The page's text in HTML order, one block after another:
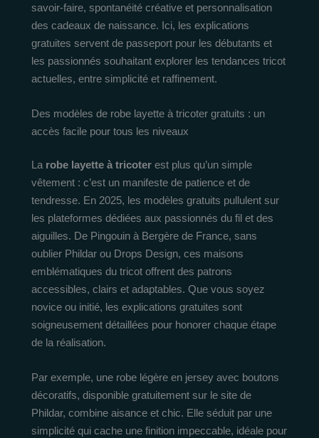
savoir-faire, spontanéité créative et personnalisation
des cadeaux de naissance. Ici, les explications
gratuites servent de passeport pour les débutants et
les passionnés souhaitant explorer les tendances tricot
actuelles, entre simplicité et raffinement.
Des modèles de robe layette à tricoter gratuits : un
accès facile pour tous les niveaux
La robe layette à tricoter est plus qu’un simple
vêtement : c’est un manifeste de patience et de
tendresse. En 2025, les modèles gratuits pullulent sur
les plateformes dédiées aux passionnés du fil et des
aiguilles. De Pingouin à Bergère de France, sans
oublier Phildar ou Drops Design, ces maisons
emblématiques du tricot offrent des patrons
accessibles, clairs et adaptables. Que vous soyez
novice ou initié, les explications gratuites sont
soigneusement détaillées pour honorer chaque étape
de la réalisation.
Par exemple, une robe légère en jersey avec boutons
décoratifs, disponible gratuitement sur le site de
Phildar, combine aisance et chic. Elle séduit par une
simplicité qui cache une finition impeccable, idéale pour